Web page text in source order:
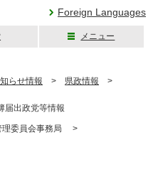
Foreign Languages
メニュー
らせ情報 > 県政情報 >
出政党等情報
委員会事務局 >